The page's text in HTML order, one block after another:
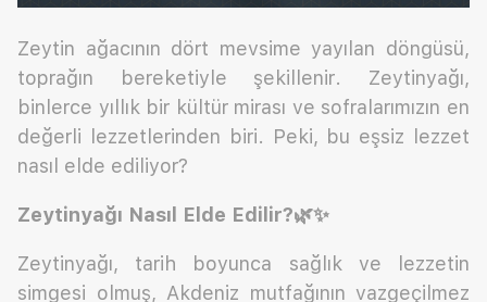
Zeytin ağacının dört mevsime yayılan döngüsü,
toprağın bereketiyle şekillenir. Zeytinyağı,
binlerce yıllık bir kültür mirası ve sofralarımızın en
değerli lezzetlerinden biri. Peki, bu eşsiz lezzet
nasıl elde ediliyor?
Zeytinyağı Nasıl Elde Edilir?🌿✨
Zeytinyağı, tarih boyunca sağlık ve lezzetin
simgesi olmuş, Akdeniz mutfağının vazgeçilmez